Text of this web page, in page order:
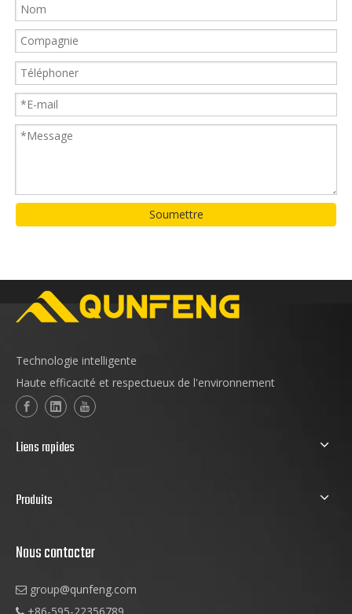
Soumettre
Technologie intelligente
Haute efficacité et respectueux de l'environnement
Liens rapides
Produits
Nous contacter
 group@qunfeng.com
 +86-595-22356789